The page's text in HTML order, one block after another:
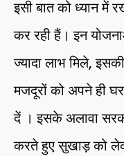
इसी बात को ध्यान में
कर रही हैं। इन
ज्यादा लाभ मिले,
मजदूरों को अपने ही
दें । इसके अलावा
करते हुए सुखाड़ को